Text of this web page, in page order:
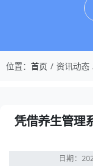
位置： 首页 资讯动态
凭借养生管理
日期：